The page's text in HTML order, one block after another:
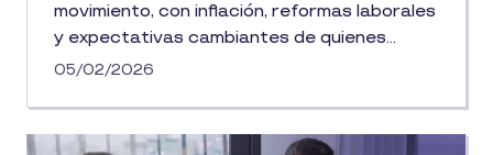
movimiento, con inflación, reformas laborales
y expectativas cambiantes de quienes
integran nuestros equipos. El reciente
$315.04 pesos diarios con un aumento del
13%, pone sobre la mesa no solo cifras, sino
05/02/2026